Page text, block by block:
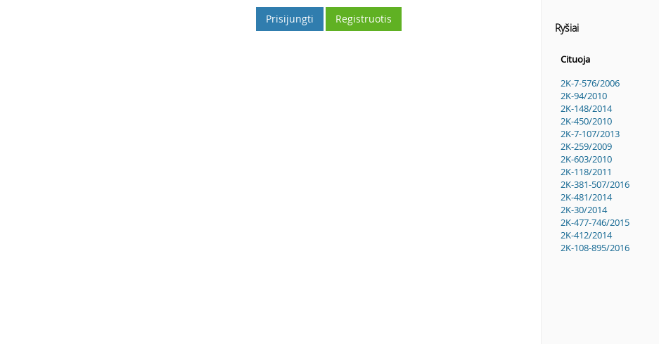
Prisijungti Registruotis
Ryšiai
Cituoja
2K-7-576/2006
2K-94/2010
2K-148/2014
2K-450/2010
2K-7-107/2013
2K-259/2009
2K-603/2010
2K-118/2011
2K-381-507/2016
2K-481/2014
2K-30/2014
2K-477-746/2015
2K-412/2014
2K-108-895/2016